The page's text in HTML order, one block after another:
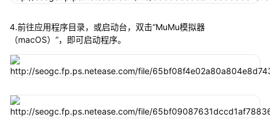
4.前往应用程序目录，或启动台，双击“MuMu模拟器
（macOS）”，即可启动程序。